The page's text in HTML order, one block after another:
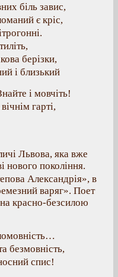
біль завис,
є кріс,
берізки,
і близький
і мовчіть!
гарті,
Львова, яка вже
нового покоління.
Александрія», в
варяг». Поет
красно-безсилою
безмовність,
спис!